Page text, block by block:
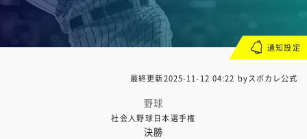
最終更新2025-11-12 04:22 byスポカレ公式
野球
社会人野球日本選手権
決勝
通知設定